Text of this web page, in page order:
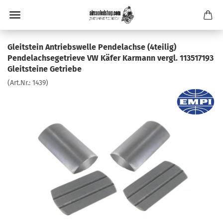
Gleitstein Antriebswelle Pendelachse (4teilig)
Pendelachsegetrieve VW Käfer Karmann vergl. 113517193
Gleitsteine Getriebe
(Art.Nr.: 1439)